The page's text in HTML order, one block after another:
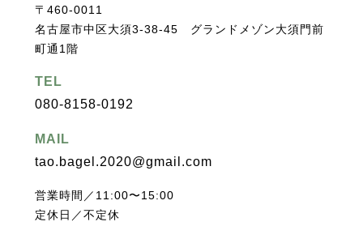
〒460-0011
名古屋市中区大須3-38-45 グランドメゾン大須門前
町通1階
TEL
080-8158-0192
MAIL
tao.bagel.2020@gmail.com
営業時間／11:00〜15:00
定休日／不定休